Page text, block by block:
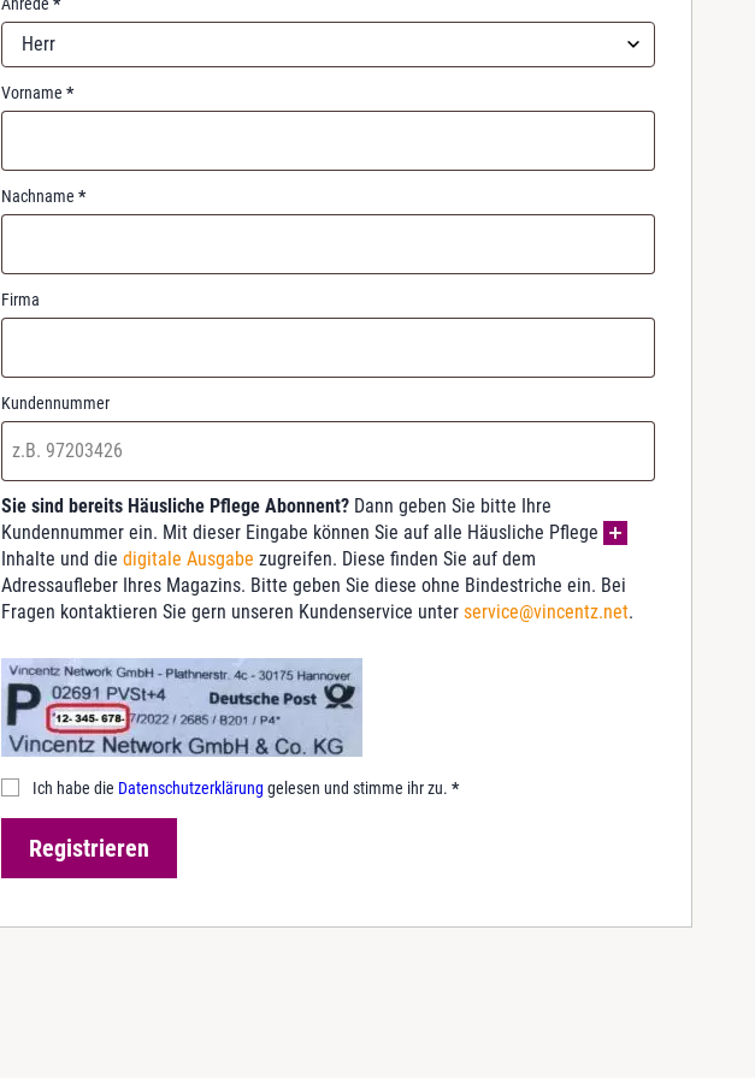
r
Herr
Vorname *
Nachname *
Firma
Kundennummer
Sie sind bereits Häusliche Pflege Abonnent? Dann geben Sie bitte Ihre
Kundennummer ein. Mit dieser Eingabe können Sie auf alle Häusliche Pflege
Inhalte und die digitale Ausgabe zugreifen. Diese finden Sie auf dem
Adressaufleber Ihres Magazins. Bitte geben Sie diese ohne Bindestriche ein. Bei
Fragen kontaktieren Sie gern unseren Kundenservice unter service@vincentz.net.
Ich habe die Datenschutzerklärung gelesen und stimme ihr zu. *
Registrieren